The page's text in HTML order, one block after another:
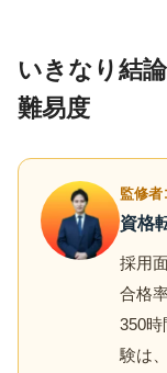
いきなり結
難易度
監修者
資格
採用
合格
350
験は